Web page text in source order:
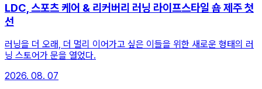
LDC, 스포츠 케어 & 리커버리 러닝 라이프스타일 숍 제주 첫
선
러닝을 더 오래, 더 멀리 이어가고 싶은 이들을 위한 새로운 형태의 러
닝 스토어가 문을 열었다.
2026. 08. 07